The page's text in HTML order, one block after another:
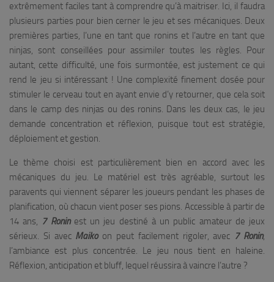
extrêmement faciles tant à comprendre qu’à maitriser. Ici, il faudra
plusieurs parties pour bien cerner le jeu et ses mécaniques. Deux
premières parties, l’une en tant que ronins et l’autre en tant que
ninjas, sont conseillées pour assimiler toutes les règles. Pour
autant, cette difficulté, une fois surmontée, est justement ce qui
rend le jeu si intéressant ! Une complexité finement dosée pour
stimuler le cerveau tout en ayant envie d’y retourner, que cela soit
dans le camp des ninjas ou des ronins. Dans les deux cas, le jeu
demande concentration et réflexion, puisque tout est stratégie,
déploiement et gestion.
Le thème choisi est particulièrement bien en accord avec les
mécaniques du jeu. Le matériel est très agréable, surtout les
paravents qui viennent séparer les joueurs pendant les phases de
planification, où chacun vient poser ses pions. Accessible à partir de
14 ans, 7 Ronin est un jeu destiné à un public amateur de jeux
sérieux. Si avec Maikoon peut facilement rigoler, avec 7 Ronin,
l’ambiance est plus concentrée. Le jeu nous tient en haleine.
Réflexion, anticipation et bluff, lequel réussira à vaincre l’autre ?